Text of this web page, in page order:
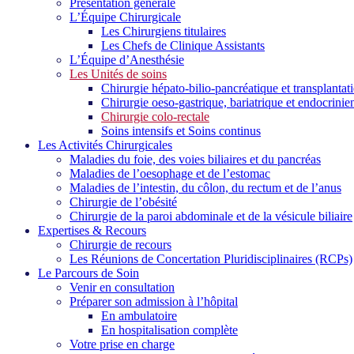
L’Équipe Chirurgicale
Les Chirurgiens titulaires
Les Chefs de Clinique Assistants
L’Équipe d’Anesthésie
Les Unités de soins
Chirurgie hépato-bilio-pancréatique et
Chirurgie oeso-gastrique, bariatrique et
Chirurgie colo-rectale
Soins intensifs et Soins continus
Les Activités Chirurgicales
Maladies du foie, des voies biliaires et du pancréas
Maladies de l’oesophage et de l’estomac
Maladies de l’intestin, du côlon, du rectum et de l’anus
Chirurgie de l’obésité
Chirurgie de la paroi abdominale et de la vésicule biliaire
Expertises & Recours
Chirurgie de recours
Les Réunions de Concertation Pluridisciplinaires (RCPs)
Le Parcours de Soin
Venir en consultation
Préparer son admission à l’hôpital
En ambulatoire
En hospitalisation complète
Votre prise en charge